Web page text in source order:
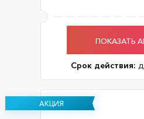
ПОКАЗАТЬ
Срок действия:
АКЦИЯ